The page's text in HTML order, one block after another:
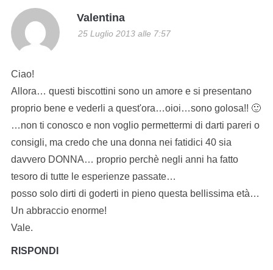
Valentina
25 Luglio 2013 alle 7:57
Ciao!
Allora… questi biscottini sono un amore e si presentano
proprio bene e vederli a quest'ora…oioi…sono golosa!! 🙂
…non ti conosco e non voglio permettermi di darti pareri o
consigli, ma credo che una donna nei fatidici 40 sia
davvero DONNA… proprio perchè negli anni ha fatto
tesoro di tutte le esperienze passate…
posso solo dirti di goderti in pieno questa bellissima età…
Un abbraccio enorme!
Vale.
RISPONDI